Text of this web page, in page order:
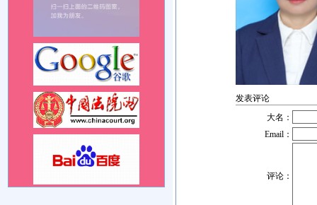
师楼（山大路南首）
乘车路线：可乘117、115、K56、137、
发表评论
大名：
Email：
评论：